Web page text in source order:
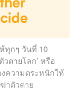
ทุกๆ วันที่ 10
ตายโลก’ หรือ
งความตระหนักให้
าตัวตาย